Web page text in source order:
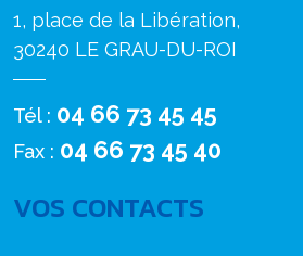
1, place de la Libération,
30240 LE GRAU-DU-ROI
Tél : 04 66 73 45 45
Fax : 04 66 73 45 40
VOS CONTACTS